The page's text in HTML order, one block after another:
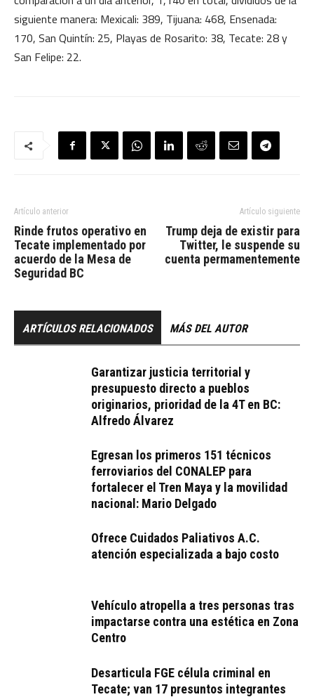
siguiente manera: Mexicali: 389, Tijuana: 468, Ensenada:
170, San Quintín: 25, Playas de Rosarito: 38, Tecate: 28 y
San Felipe: 22.
Artículo anterior
Rinde frutos operativo en
Tecate implementado por
acuerdo de la Mesa de
Seguridad BC
Artículo siguiente
Trump deja de existir para
Twitter, le suspende su
cuenta permamentemente
ARTÍCULOS RELACIONADOS MÁS DEL AUTOR
Garantizar justicia territorial y
presupuesto directo a pueblos
originarios, prioridad de la 4T en BC:
Alfredo Álvarez
Egresan los primeros 151 técnicos
ferroviarios del CONALEP para
fortalecer el Tren Maya y la movilidad
nacional: Mario Delgado
Ofrece Cuidados Paliativos A.C.
atención especializada a bajo costo
Vehículo atropella a tres personas tras
impactarse contra una estética en Zona
Centro
Desarticula FGE célula criminal en
Tecate; van 17 presuntos integrantes